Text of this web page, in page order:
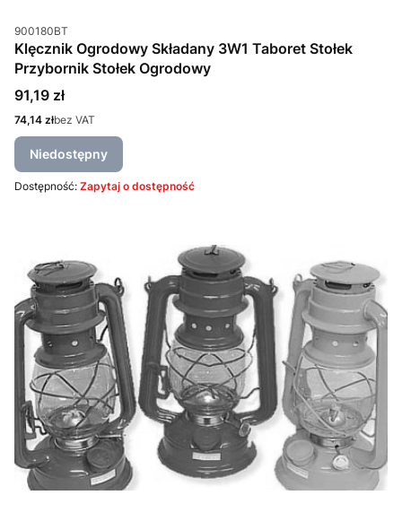
Kod produktu
900180BT
Klęcznik Ogrodowy Składany 3W1 Taboret Stołek
Przybornik Stołek Ogrodowy
Cena
91,19 zł
Cena
74,14 złbez VAT
Niedostępny
Dostępność: Zapytaj o dostępność